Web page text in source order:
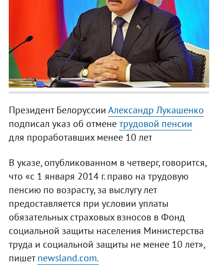
Президент БелоруссииАлександр Лукашенко
подписал указ об отменетрудовой пенсии
для проработавших менее 10 лет
В указе, опубликованном в четверг, говорится,
что «с 1 января 2014 г. право на трудовую
пенсию по возрасту, за выслугу лет
предоставляется при условии уплаты
обязательных страховых взносов в Фонд
социальной защиты населения Министерства
труда и социальной защиты не менее 10 лет»,
пишетnewsland.com.